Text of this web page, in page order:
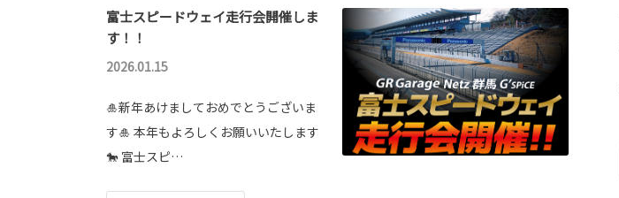
富士スピードウェイ走行会開催しま
す！！
2026.01.15
🎍新年あけましておめでとうございま
す🎍 本年もよろしくお願いいたします
🐎 富士スピ…